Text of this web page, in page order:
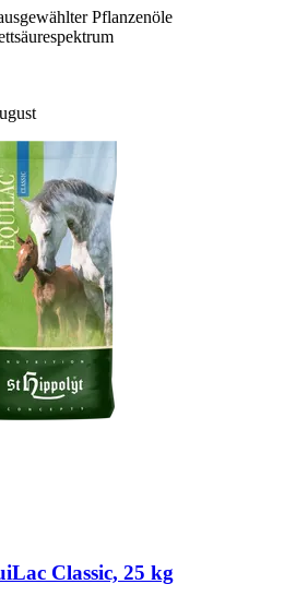
Pflanzenöle
Classic, 25 kg